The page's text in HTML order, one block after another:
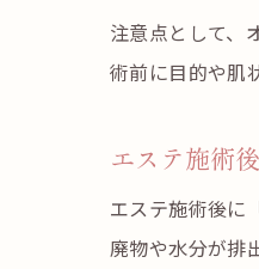
注意点として、
術前に目的や肌
エステ施術
エステ施術後に
廃物や水分が排